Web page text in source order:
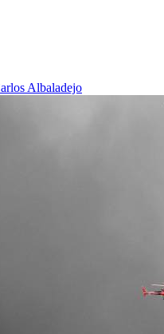
Albaladejo